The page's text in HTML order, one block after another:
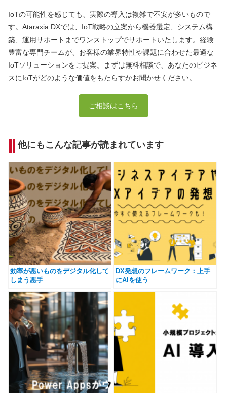
IoTの可能性を感じても、実際の導入は複雑で不安が多いもので
す。Ataraxia DXでは、IoT戦略の立案から機器選定、システム構
築、運用サポートまでワンストップでサポートいたします。経験
豊富な専門チームが、お客様の業界特性や課題に合わせた最適な
IoTソリューションをご提案。まずは無料相談で、あなたのビジネ
スにIoTがどのような価値をもたらすかお聞かせください。
ご相談はこちら
他にもこんな記事が読まれています
効率が悪いものをデジタル化して
しまう悪手
DX発想のフレームワーク：上手
にAIを使う